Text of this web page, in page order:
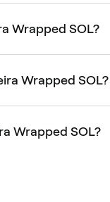
Wrapped SOL?
Wrapped SOL?
Wrapped SOL?